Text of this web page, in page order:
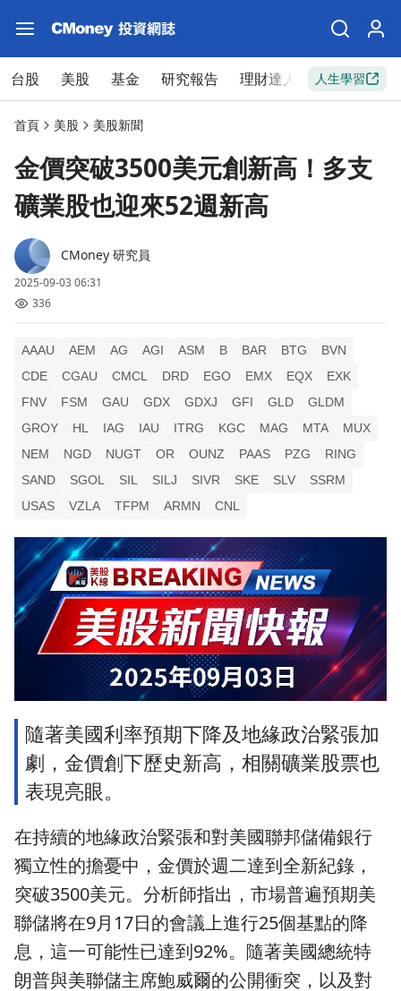
台股 美股 基金 研究報告 理財達人 新手入門
人生學習
首頁 美股 美股新聞
金價突破3500美元創新高！多支
礦業股也迎來52週新高
CMoney 研究員
2025-09-03 06:31
336
AAAU AEM AG AGI ASM B BAR BTG
BVN
CDE
CGAU CMCL DRD EGO EMX EQX
EXK
FNV
FSM GAU GDX GDXJ GFI GLD
GLDM
GROY
HL IAG IAU ITRG KGC MAG MTA
MUX
NEM
NGD NUGT OR OUNZ PAAS PZG
RING
SAND
SGOL SIL SILJ SIVR SKE SLV
SSRM
USAS
VZLA TFPM ARMN CNL
隨著美國利率預期下降及地緣政治緊張加
劇，金價創下歷史新高，相關礦業股票也
表現亮眼。
在持續的地緣政治緊張和對美國聯邦儲備銀行
獨立性的擔憂中，金價於週二達到全新紀錄，
突破3500美元。分析師指出，市場普遍預期美
聯儲將在9月17日的會議上進行25個基點的降
息，這一可能性已達到92%。隨著美國總統特
朗普與美聯儲主席鮑威爾的公開衝突，以及對